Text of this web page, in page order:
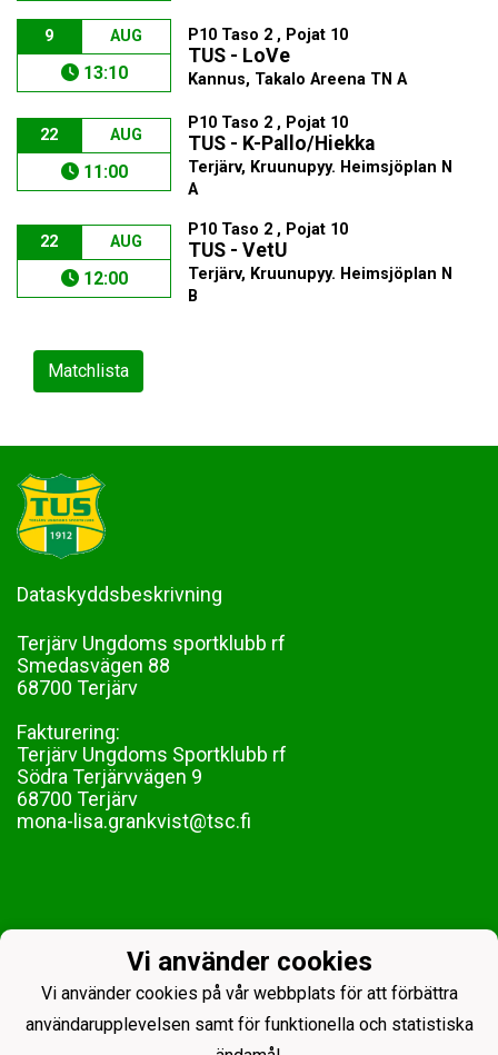
9 AUG
13:10
P10 Taso 2 , Pojat 10
TUS - LoVe
Kannus, Takalo Areena TN A
22 AUG
11:00
P10 Taso 2 , Pojat 10
TUS - K-Pallo/Hiekka
Terjärv, Kruunupyy. Heimsjöplan N
A
22 AUG
12:00
P10 Taso 2 , Pojat 10
TUS - VetU
Terjärv, Kruunupyy. Heimsjöplan N
B
Matchlista
Dataskyddsbeskrivning
Terjärv Ungdoms sportklubb rf
Smedasvägen 88
68700 Terjärv
Fakturering:
Terjärv Ungdoms Sportklubb rf
Södra Terjärvvägen 9
68700 Terjärv
mona-lisa.grankvist@tsc.fi
Vi använder cookies
Vi använder cookies på vår webbplats för att förbättra
användarupplevelsen samt för funktionella och statistiska